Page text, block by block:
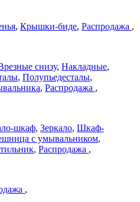
, Крышки-биде, Распродажа ,
снизу, Накладные,
, Полупьедесталы,
, Распродажа ,
шкаф, Зеркало, Шкаф-
с умывальником,
, Распродажа ,
,